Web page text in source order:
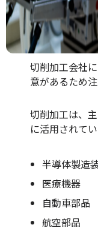
切削加工会社
意があるため注
切削加工は、
に活用されてい
半導体製造
医療機器
自動車部品
航空部品